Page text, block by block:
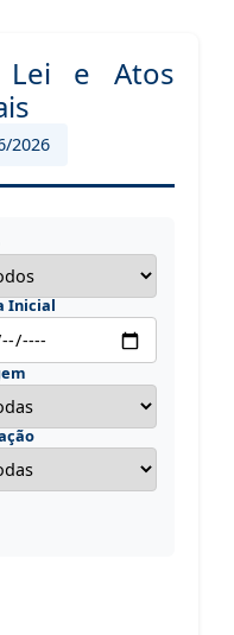
e Atos
2026
Inicial